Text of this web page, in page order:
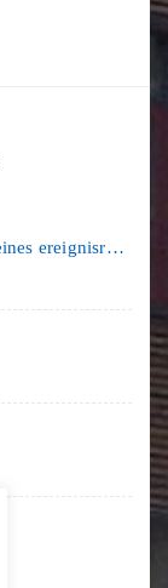
Schulfest am HSG: Gelungener Abschluss eines ereignisreichen Schuljahres